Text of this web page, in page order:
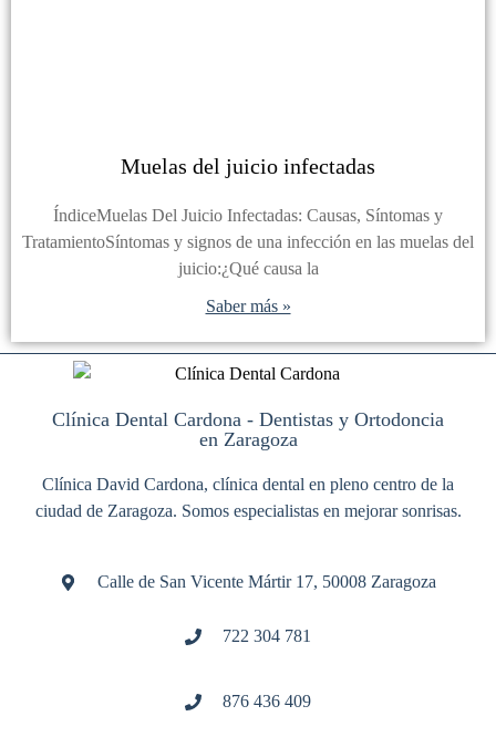
Muelas del juicio infectadas
ÍndiceMuelas Del Juicio Infectadas: Causas, Síntomas y
TratamientoSíntomas y signos de una infección en las muelas del
juicio:¿Qué causa la
Saber más »
Clínica Dental Cardona - Dentistas y Ortodoncia
en Zaragoza
Clínica David Cardona, clínica dental en pleno centro de la
ciudad de Zaragoza. Somos especialistas en mejorar sonrisas.
Calle de San Vicente Mártir 17, 50008 Zaragoza
722 304 781
876 436 409